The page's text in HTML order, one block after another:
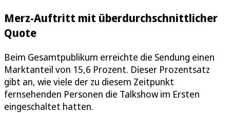
Merz-Auftritt mit überdurchschnittlicher
Quote
Beim Gesamtpublikum erreichte die Sendung einen
Marktanteil von 15,6 Prozent. Dieser Prozentsatz
gibt an, wie viele der zu diesem Zeitpunkt
fernsehenden Personen die Talkshow im Ersten
eingeschaltet hatten.